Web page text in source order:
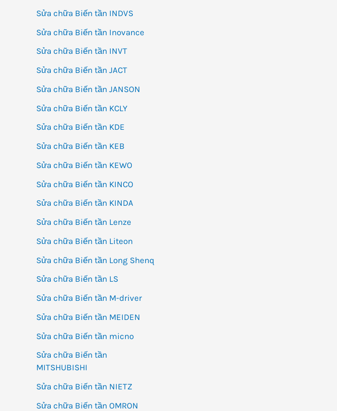
Sửa chữa Biến tần INDVS
Sửa chữa Biến tần Inovance
Sửa chữa Biến tần INVT
Sửa chữa Biến tần JACT
Sửa chữa Biến tần JANSON
Sửa chữa Biến tần KCLY
Sửa chữa Biến tần KDE
Sửa chữa Biến tần KEB
Sửa chữa Biến tần KEWO
Sửa chữa Biến tần KINCO
Sửa chữa Biến tần KINDA
Sửa chữa Biến tần Lenze
Sửa chữa Biến tần Liteon
Sửa chữa Biến tần Long Shenq
Sửa chữa Biến tần LS
Sửa chữa Biến tần M-driver
Sửa chữa Biến tần MEIDEN
Sửa chữa Biến tần micno
Sửa chữa Biến tần
MITSHUBISHI
Sửa chữa Biến tần NIETZ
Sửa chữa Biến tần OMRON